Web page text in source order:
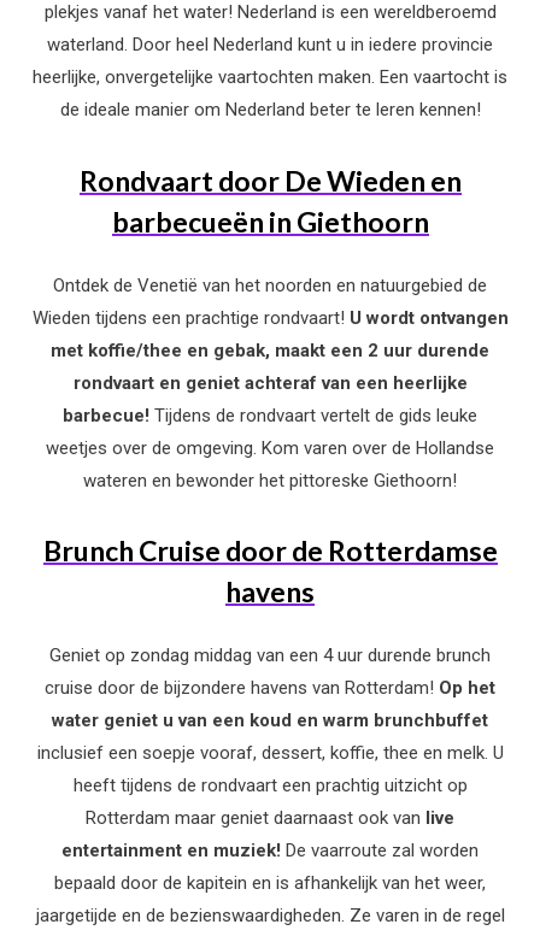
plekjes vanaf het water! Nederland is een wereldberoemd
waterland. Door heel Nederland kunt u in iedere provincie
heerlijke, onvergetelijke vaartochten maken. Een vaartocht is
de ideale manier om Nederland beter te leren kennen!
Rondvaart door De Wieden en
barbecueën in Giethoorn
Ontdek de Venetië van het noorden en natuurgebied de
Wieden tijdens een prachtige rondvaart! U wordt ontvangen
met koffie/thee en gebak, maakt een 2 uur durende
rondvaart en geniet achteraf van een heerlijke
barbecue! Tijdens de rondvaart vertelt de gids leuke
weetjes over de omgeving. Kom varen over de Hollandse
wateren en bewonder het pittoreske Giethoorn!
Brunch Cruise door de Rotterdamse
havens
Geniet op zondag middag van een 4 uur durende brunch
cruise door de bijzondere havens van Rotterdam! Op het
water geniet u van een koud en warm brunchbuffet
inclusief een soepje vooraf, dessert, koffie, thee en melk. U
heeft tijdens de rondvaart een prachtig uitzicht op
Rotterdam maar geniet daarnaast ook van live
entertainment en muziek! De vaarroute zal worden
bepaald door de kapitein en is afhankelijk van het weer,
jaargetijde en de bezienswaardigheden. Ze varen in de regel